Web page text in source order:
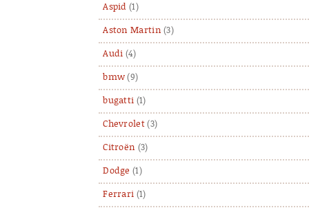
Aspid (1)
Aston Martin (3)
Audi (4)
bmw (9)
bugatti (1)
Chevrolet(3)
Citroën (3)
Dodge (1)
Ferrari (1)